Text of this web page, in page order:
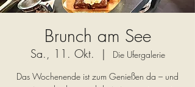
Brunch am See
Sa., 11. Okt.
  |
Die Ufergalerie
Das Wochenende ist zum Genießen da – und